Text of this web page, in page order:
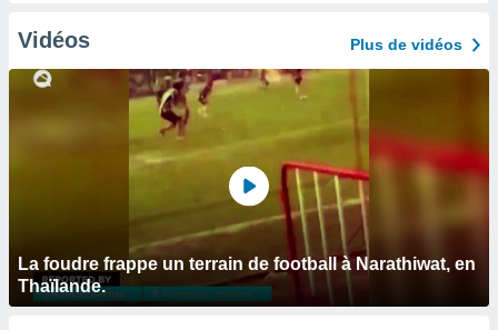
Vidéos Plus de vidéos
La foudre frappe un terrain de football à Narathiwat, en
Thaïlande.